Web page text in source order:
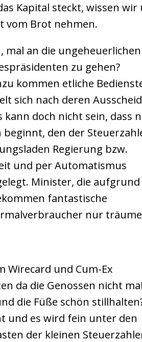
Kapital steckt, wissen wir
vom Brot nehmen.
mal an die ungeheuerlichen
zu gehen?
kommen etliche
sich nach deren
kann doch nicht sein, dass
den der
Regierung bzw.
und per Automatismus
Minister, die aufgrund
fantastische
nur
Wirecard und Cum-Ex
da die Genossen nicht
die Füße schön
und es wird fein unter den
der kleinen